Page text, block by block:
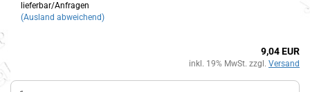
lieferbar/Anfragen
(Ausland abweichend)
9,04 EUR
inkl. 19% MwSt. zzgl. Versand